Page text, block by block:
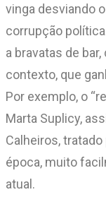
vinga desviando
corrupção
a bravatas de
contexto, que
Por exemplo, o
Marta Suplicy,
Calheiros,
época, muito
atual.